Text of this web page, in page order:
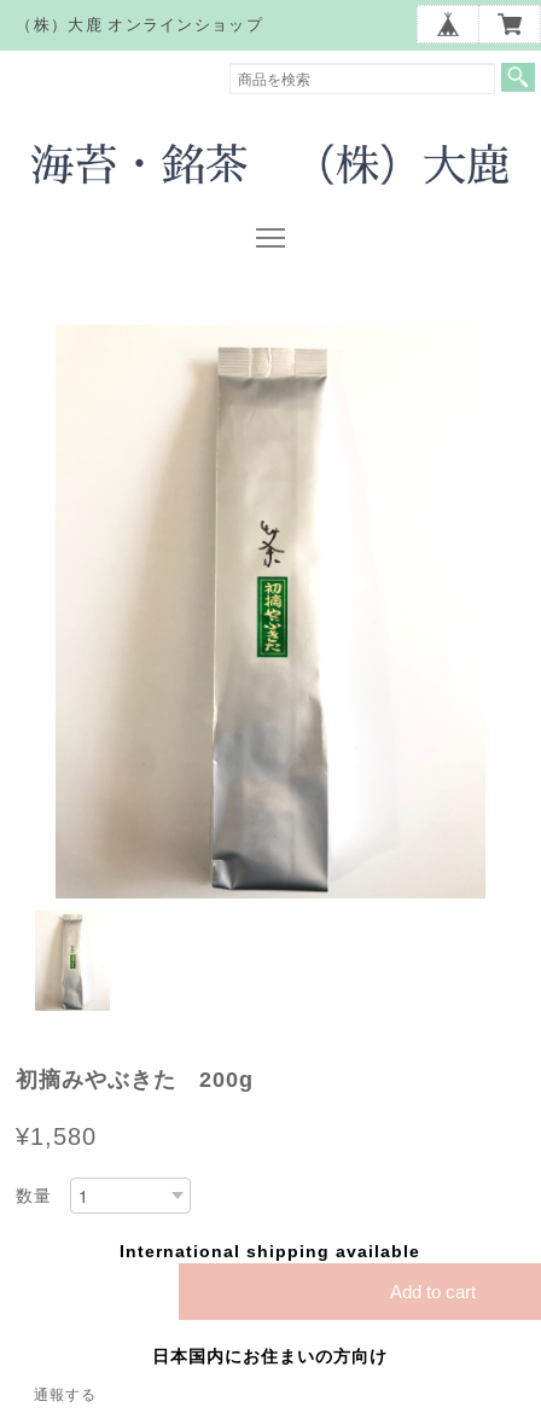
（株）大鹿 オンラインショップ
初摘みやぶきた 200g
¥1,580
数量
International shipping available
Add to cart
日本国内にお住まいの方向け
通報する